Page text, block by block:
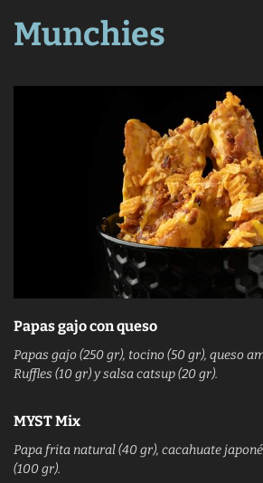
Munchies
Papas gajo con queso
Papas gajo (250 gr), tocino (50 gr), queso
Ruffles (10 gr) y salsa catsup (20 gr).
MYST Mix
Papa frita natural (40 gr), cacahuate
(100 gr).